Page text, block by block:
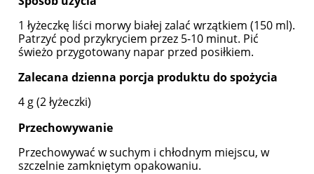
1 łyżeczkę liści morwy białej zalać wrzątkiem (150 ml).
Patrzyć pod przykryciem przez 5-10 minut. Pić
świeżo przygotowany napar przed posiłkiem.
Zalecana dzienna porcja produktu do spożycia
4 g (2 łyżeczki)
Przechowywanie
Przechowywać w suchym i chłodnym miejscu, w
szczelnie zamkniętym opakowaniu.